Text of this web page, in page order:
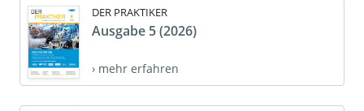
DER PRAKTIKER
Ausgabe 5 (2026)
› mehr erfahren